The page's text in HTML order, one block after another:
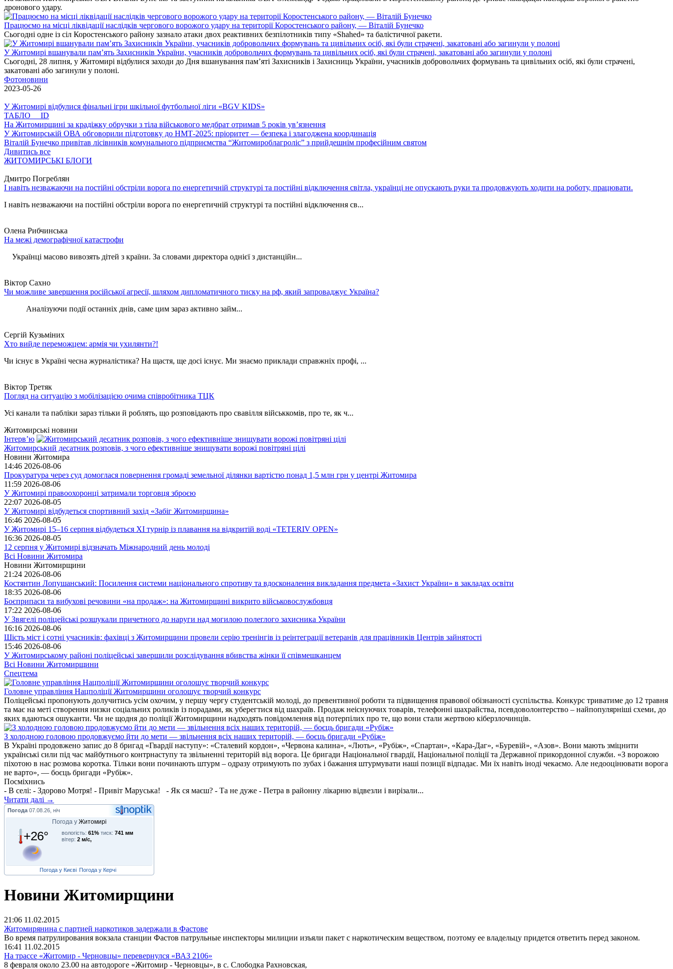
дронового удару.
Працюємо на місці ліквідації наслідків чергового ворожого удару на території Коростенського району, — Віталій Бунечко
Сьогодні одне із сіл Коростенського району зазнало атаки двох реактивних безпілотників типу «Shahed» та балістичної ракети.
У Житомирі вшанували пам’ять Захисників України, учасників добровольчих формувань та цивільних осіб, які були страчені, закатовані або загинули у полоні
Сьогодні, 28 липня, у Житомирі відбулися заходи до Дня вшанування пам’яті Захисників і Захисниць України, учасників добровольчих формувань та цивільних осіб, які були страчені,
закатовані або загинули у полоні.
Фотоновини
2023-05-26
У Житомирі відбулися фінальні ігри шкільної футбольної ліги «BGV KIDS»
ТАБЛО ID
На Житомирщині за крадіжку обручки з тіла військового медбрат отримав 5 років ув’язнення
У Житомирській ОВА обговорили підготовку до НМТ-2025: пріоритет — безпека і злагоджена координація
Віталій Бунечко привітав лісівників комунального підприємства “Житомироблагроліс” з прийдешнім професійним святом
Дивитись все
ЖИТОМИРСЬКІ БЛОГИ
Дмитро Погреблян
І навіть незважаючи на постійні обстріли ворога по енергетичній структурі та постійні відключення світла, українці не опускають руки та продовжують ходити на роботу, працювати.
І навіть незважаючи на постійні обстріли ворога по енергетичній структурі та постійні відключення св...
Олена Рибчинська
На межі демографічної катастрофи
Українці масово вивозять дітей з країни. За словами директора однієї з дистанційн...
Віктор Сахно
Чи можливе завершення російської агресії, шляхом дипломатичного тиску на рф, який запроваджує Україна?
Аналізуючи події останніх днів, саме цим зараз активно займ...
Сергій Кузьміних
Хто вийде переможцем: армія чи ухилянти?!
Чи існує в Україні чесна журналістика? На щастя, ще досі існує. Ми знаємо приклади справжніх профі, ...
Віктор Третяк
Погляд на ситуацію з мобілізацією очима співробітника ТЦК
Усі канали та пабліки зараз тільки й роблять, що розповідають про свавілля військкомів, про те, як ч...
Житомирські новини
Інтерв’ю
Житомирський десатник розповів, з чого ефективніше знищувати ворожі повітряні цілі
Новини Житомира
14:46 2026-08-06
Прокуратура через суд домоглася повернення громаді земельної ділянки вартістю понад 1,5 млн грн у центрі Житомира
11:59 2026-08-06
У Житомирі правоохоронці затримали торговця зброєю
22:07 2026-08-05
У Житомирі відбудеться спортивний захід «Забіг Житомирщина»
16:46 2026-08-05
У Житомирі 15–16 серпня відбудеться XI турнір із плавання на відкритій воді «TETERIV OPEN»
16:36 2026-08-05
12 серпня у Житомирі відзначать Міжнародний день молоді
Всі Новини Житомира
Новини Житомирщини
21:24 2026-08-06
Костянтин Лопушанський: Посилення системи національного спротиву та вдосконалення викладання предмета «Захист України» в закладах освіти
18:35 2026-08-06
Боєприпаси та вибухові речовини «на продаж»: на Житомирщині викрито військовослужбовця
17:22 2026-08-06
У Звягелі поліцейські розшукали причетного до наруги над могилою полеглого захисника України
16:16 2026-08-06
Шість міст і сотні учасників: фахівці з Житомирщини провели серію тренінгів із реінтеграції ветеранів для працівників Центрів зайнятості
15:46 2026-08-06
У Житомирському районі поліцейські завершили розслідування вбивства жінки її співмешканцем
Всі Новини Житомирщини
Спецтема
Головне управління Нацполіції Житомирщини оголошує творчий конкурс
Поліцейські пропонують долучитись усім охочим, у першу чергу студентській молоді, до превентивної роботи та підвищення правової обізнаності суспільства. Конкурс триватиме до 12 травня
та має на меті створення низки соціальних роликів із порадами, як уберегтися від шахраїв. Продаж неіснуючих товарів, телефонні шахрайства, псевдоволонтерство – найпопулярніші схеми, до
яких вдаються ошуканти. Чи не щодня до поліції Житомирщини надходять повідомлення від потерпілих про те, що вони стали жертвою кіберзлочинців.
З холодною головою продовжуємо йти до мети — звільнення всіх наших територій, — боєць бригади «Рубіж»
В Україні продовжено запис до 8 бригад «Гвардії наступу»: «Сталевий кордон», «Червона калина», «Лють», «Рубіж», «Спартан», «Кара-Даг», «Буревій», «Азов». Вони мають зміцнити
українські сили під час майбутнього контрнаступу та звільненні територій від ворога. Це бригади Національної гвардії, Національної поліції та Державної прикордонної служби. «З ворожою
піхотою в нас розмова коротка. Тільки вони починають штурм – одразу отримують по зубах і бажання штурмувати наші позиції відпадає. Ми їх навіть іноді чекаємо. Але недооцінювати ворога
не варто», — боєць бригади «Рубіж».
Посміхнись
- В селі: - Здорово Мотря! - Привіт Маруська! - Як ся маєш? - Та не дуже - Петра в районну лікарню відвезли і вирізали...
Читати далі →
Погода 07.08.26, ніч
Погода у Житомирі
+26° вологість: 61% тиск: 741 мм
вітер: 2 м/с,
Погода у Києві Погода у Керчі
Новини Житомирщини
21:06 11.02.2015
Житомирянина с партией наркотиков задержали в Фастове
Во время патрулирования вокзала станции Фастов патрульные инспекторы милиции изъяли пакет с наркотическим веществом, поэтому ее владельцу придется ответить перед законом.
16:41 11.02.2015
На трассе «Житомир - Черновцы» перевернулся «ВАЗ 2106»
8 февраля около 23.00 на автодороге «Житомир - Черновцы», в с. Слободка Рахновская,